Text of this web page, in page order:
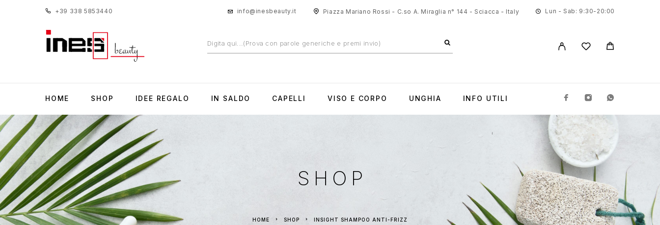
+39 338 5853440 info@inesbeauty.it Piazza Mariano Rossi - C.so A. Miraglia n° 144 - Sciacca - Italy Lun - Sab: 9:30-20:00
HOME SHOP IDEE REGALO IN SALDO CAPELLI VISO E CORPO UNGHIA INFO UTILI
SHOP
HOME SHOP INSIGHT SHAMPOO ANTI-FRIZZ